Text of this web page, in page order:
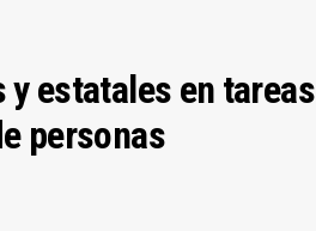
estatales en tareas
personas